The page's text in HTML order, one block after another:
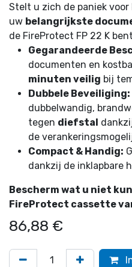
Stelt u zich de paniek
uw belangrijkste
de FireProtect FP 22 K
Gegarandeerde
documenten en
minuten veilig bij
Dubbele Beveiliging:
dubbelwandig,
tegen diefstal
de
Compact & Handig:
dankzij de inklapbare
Bescherm wat u niet
FireProtect cassette
86,88 €